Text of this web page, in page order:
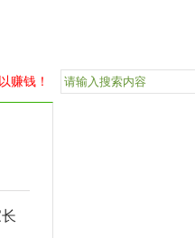
赚钱！